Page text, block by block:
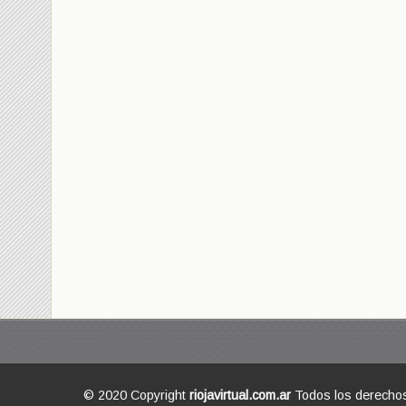
© 2020 Copyright riojavirtual.com.ar Todos los